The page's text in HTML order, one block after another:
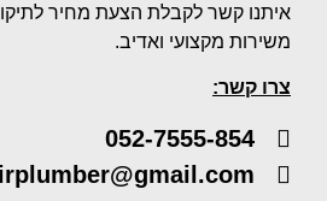
איתנו קשר לקבלת הצעת מחיר
משירות מקצועי ואדיב.
צרו קשר:
052-7555-854